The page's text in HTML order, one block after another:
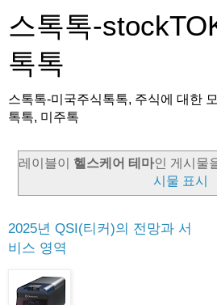
스톡톡-
톡톡
스톡톡-미국주식톡톡, 주식에 대한
톡톡, 미주톡
레이블이 헬스케어 테마인 게시물
시물 표시
2025년 QSI(티커)의 전망과 서
비스 영역